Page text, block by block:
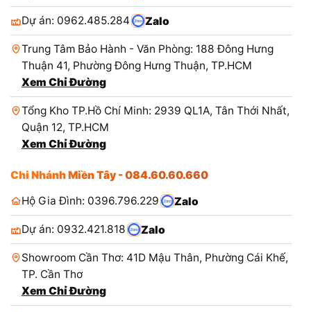
Dự án: 0962.485.284 Zalo
Trung Tâm Bảo Hành - Văn Phòng: 188 Đông Hưng
Thuận 41, Phường Đông Hưng Thuận, TP.HCM
Xem Chỉ Đường
Tổng Kho TP.Hồ Chí Minh: 2939 QL1A, Tân Thới Nhất,
Quận 12, TP.HCM
Xem Chỉ Đường
Chi Nhánh Miền Tây - 084.60.60.660
Hộ Gia Đình: 0396.796.229
Zalo
Dự án: 0932.421.818 Zalo
Showroom Cần Thơ: 41D Mậu Thân, Phường Cái Khế,
TP. Cần Thơ
Xem Chỉ Đường